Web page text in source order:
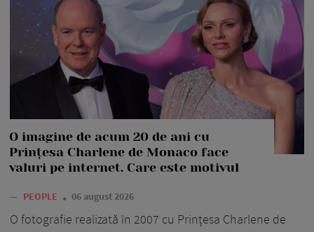
O imagine de acum 20 de ani cu
Prințesa Charlene de Monaco face
valuri pe internet. Care este motivul
— PEOPLE 06 august 2026
O fotografie realizată în 2007 cu Prințesa Charlene de